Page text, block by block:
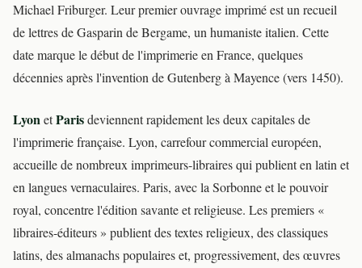
Michael Friburger. Leur premier ouvrage imprimé est un recueil
de lettres de Gasparin de Bergame, un humaniste italien. Cette
date marque le début de l'imprimerie en France, quelques
décennies après l'invention de Gutenberg à Mayence (vers 1450).
LyonetParisdeviennent rapidement les deux capitales de
l'imprimerie française. Lyon, carrefour commercial européen,
accueille de nombreux imprimeurs-libraires qui publient en latin et
en langues vernaculaires. Paris, avec la Sorbonne et le pouvoir
royal, concentre l'édition savante et religieuse. Les premiers «
libraires-éditeurs » publient des textes religieux, des classiques
latins, des almanachs populaires et, progressivement, des œuvres